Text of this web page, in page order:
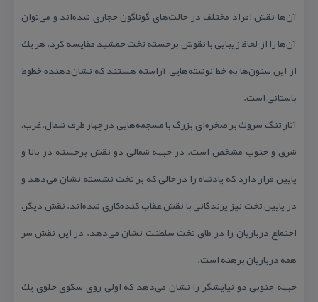
آن‌‌ها نقش افراد مختلف در حالت‌های گوناگون حجاری شده‌اند و می‌توان
آن‌ها را از لحاظ زیبایی با نقوش برجسته تخت جمشید مقایسه كرد. هر یك
از این ستون‌ها به خط نوشته‌هایی آراسته هستند كه نشان‌دهنده خطوط
باستانی است.
آثار تنگ سروك بر صخره‌ای بزرگ با مسجمه‌هایی در چهار طرف شمال، غرب،
شرق و جنوب مشخص است. در جبهه شمالی دو نقش برجسته در بالا و
پایین قرار دارد كه پادشاه را در حالی كه بر تخت نشسته نشان می‌دهد و
در پایین تخت نیز پرندگانی با نقش عقاب كنده‌كاری شده‌اند. نقش دیگر،
اجتماع درباریان را در طاق تخت سلطنت نشان می‌دهد. در این نقش سر
همه درباریان برهنه است.
جبهه جنوبی دو نیایشگر را نشان می‌دهد كه اولی روی سكوی جلوی یك